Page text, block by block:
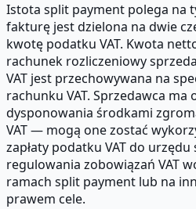
Istota split payment polega na
fakturę jest dzielona na dwie
kwotę podatku VAT. Kwota
rachunek rozliczeniowy
VAT jest przechowywana na
rachunku VAT. Sprzedawca
dysponowania środkami
VAT — mogą one zostać
zapłaty podatku VAT do
regulowania zobowiązań VAT
ramach split payment lub na
prawem cele.